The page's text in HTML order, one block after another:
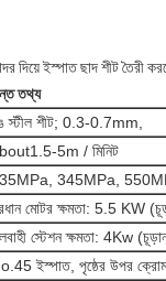
দিয়ে ইস্পাত ছাদ শীট তৈরী
তথ্য
স্টীল শীট; 0.3-0.7mm,
5m / মিনিট
345MPa,
মোটর ক্ষমতা: 5.5 KW
স্টেশন ক্ষমতা: 4Kw
ইস্পাত, পৃষ্ঠের উপর ক্রোম